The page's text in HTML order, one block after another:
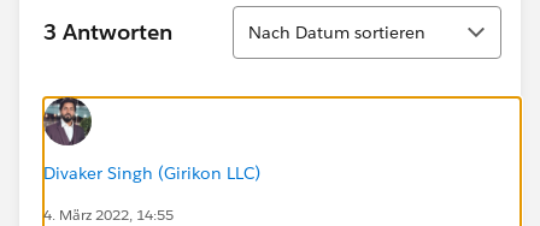
3 Antworten
Sortieren
Nach Datum sortieren
Divaker Singh (Girikon LLC)
4. März 2022, 14:55